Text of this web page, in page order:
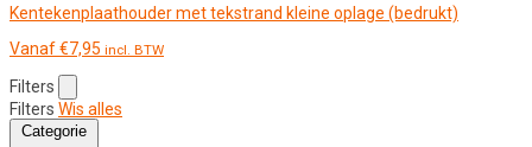
Kentekenplaathouder met tekstrand kleine oplage (bedrukt)
Vanaf€7,95 incl. BTW
Filters
Filters Wis alles
Categorie